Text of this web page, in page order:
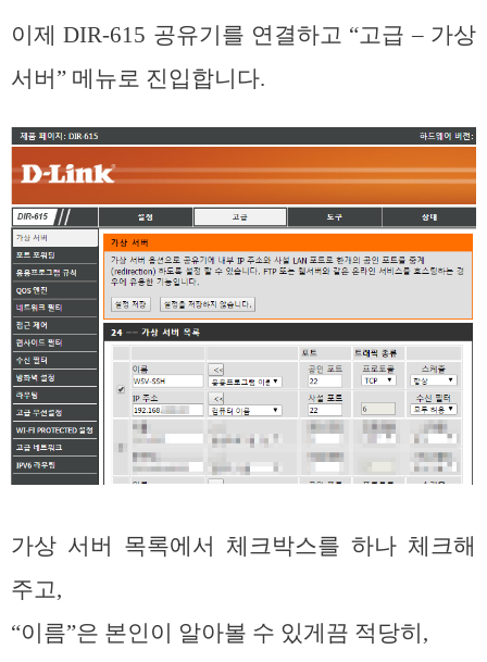
이제 DIR-615 공유기를 연결하고 “고급 – 가상
서버” 메뉴로 진입합니다.
가상 서버 목록에서 체크박스를 하나 체크해
주고,
“이름”은 본인이 알아볼 수 있게끔 적당히,